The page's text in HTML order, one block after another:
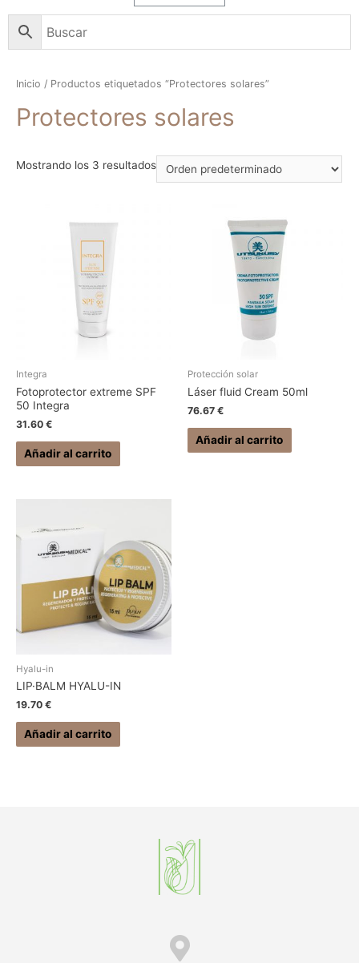
Inicio / Productos etiquetados “Protectores solares”
Protectores solares
Mostrando los 3 resultados
Integra
Fotoprotector extreme SPF
50 Integra
31.60 €
Añadir al carrito
Protección solar
Láser fluid Cream 50ml
76.67 €
Añadir al carrito
Hyalu-in
LIP·BALM HYALU-IN
19.70 €
Añadir al carrito